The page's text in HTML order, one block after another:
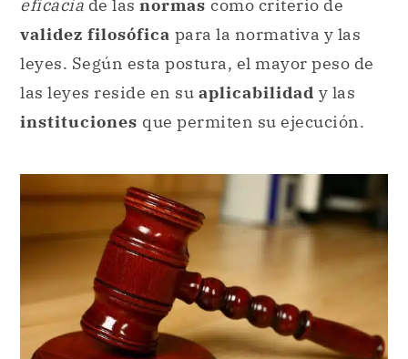
eficacia de las normas como criterio de
validez filosófica para la normativa y las
leyes. Según esta postura, el mayor peso de
las leyes reside en su aplicabilidad y las
instituciones que permiten su ejecución.